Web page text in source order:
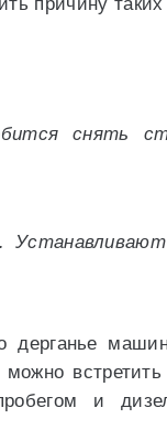
снять
дерганье
и